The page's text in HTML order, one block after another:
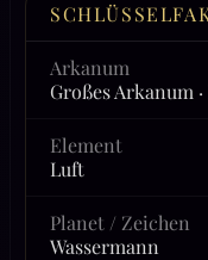
Arkanum
Großes Arkanum
Element
Luft
Planet / Zeichen
Wassermann